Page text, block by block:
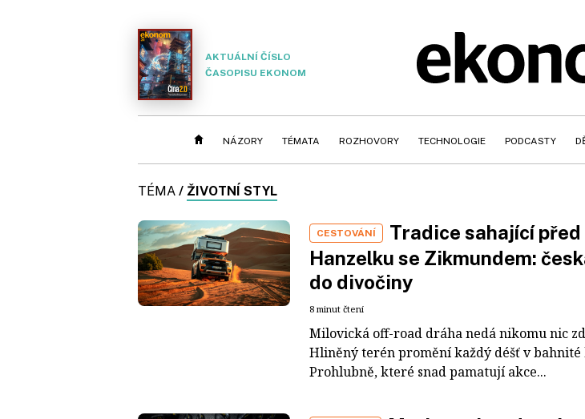
AKTUÁLNÍ ČÍSLO
ČASOPISU EKONOM
NÁZORY TÉMATA ROZHOVORY TECHNOLOGIE PODCASTY
TÉMA / ŽIVOTNÍ STYL
CESTOVÁNÍ
Tradice sahající před
Hanzelku se Zikmundem:
do divočiny
8 minut čtení
Milovická off-road dráha nedá nikomu nic
Hliněný terén promění každý déšť v bahnité
Prohlubně, které snad pamatují akce...